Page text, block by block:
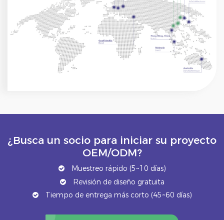
¿Busca un socio para iniciar su proyecto
OEM/ODM?
Muestreo rápido (5~10 días)
Revisión de diseño gratuita
Tiempo de entrega más corto (45~60 días)